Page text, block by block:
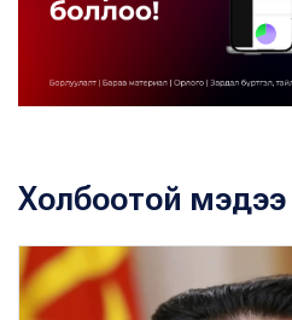
Холбоотой мэдээ